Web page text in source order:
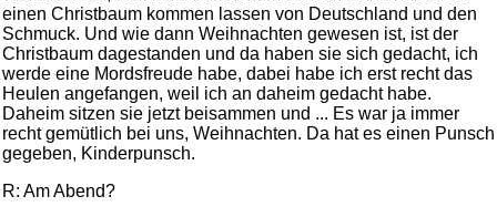
einen Christbaum kommen lassen von Deutschland und den
Schmuck. Und wie dann Weihnachten gewesen ist, ist der
Christbaum dagestanden und da haben sie sich gedacht, ich
werde eine Mordsfreude habe, dabei habe ich erst recht das
Heulen angefangen, weil ich an daheim gedacht habe.
Daheim sitzen sie jetzt beisammen und ... Es war ja immer
recht gemütlich bei uns, Weihnachten. Da hat es einen Punsch
gegeben, Kinderpunsch.
R: Am Abend?